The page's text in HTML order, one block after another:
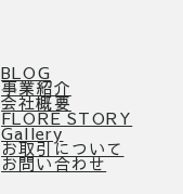
BLOG
事業紹介
会社概要
FLORE STORY
Gallery
お取引について
お問い合わせ